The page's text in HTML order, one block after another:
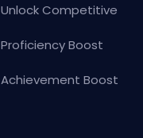
Unlock Competitive
Proficiency Boost
Achievement Boost